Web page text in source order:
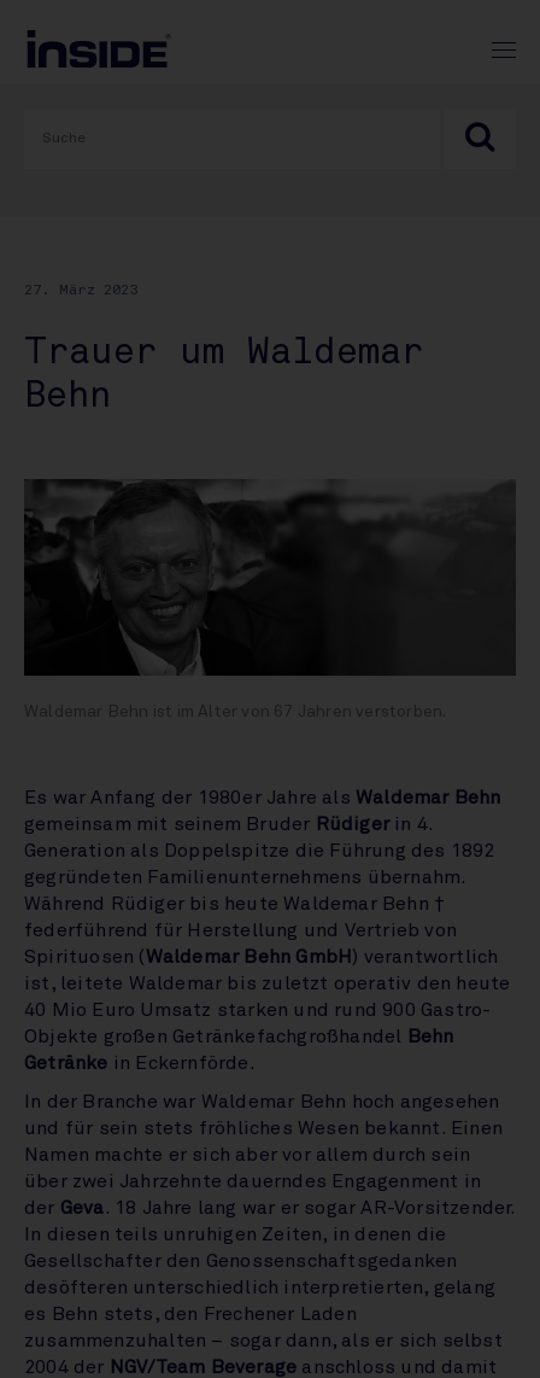
27. März 2023
Trauer um Waldemar
Behn
Waldemar Behn ist im Alter von 67 Jahren verstorben.
Es war Anfang der 1980er Jahre als Waldemar Behn
gemeinsam mit seinem Bruder Rüdiger in 4.
Generation als Doppelspitze die Führung des 1892
gegründeten Familienunternehmens übernahm.
Während Rüdiger bis heute Waldemar Behn †
federführend für Herstellung und Vertrieb von
Spirituosen (Waldemar Behn GmbH ) verantwortlich
ist, leitete Waldemar bis zuletzt operativ den heute
40 Mio Euro Umsatz starken und rund 900 Gastro-
Objekte großen Getränkefachgroßhandel
Behn
Getränke in Eckernförde.
In der Branche war Waldemar Behn hoch angesehen
und für sein stets fröhliches Wesen bekannt. Einen
Namen machte er sich aber vor allem durch sein
über zwei Jahrzehnte dauerndes Engagenment in
der Geva. 18 Jahre lang war er sogar AR-Vorsitzender.
In diesen teils unruhigen Zeiten, in denen die
Gesellschafter den Genossenschaftsgedanken
desöfteren unterschiedlich interpretierten, gelang
es Behn stets, den Frechener Laden
zusammenzuhalten – sogar dann, als er sich selbst
2004 der NGV/Team Beverage anschloss und damit